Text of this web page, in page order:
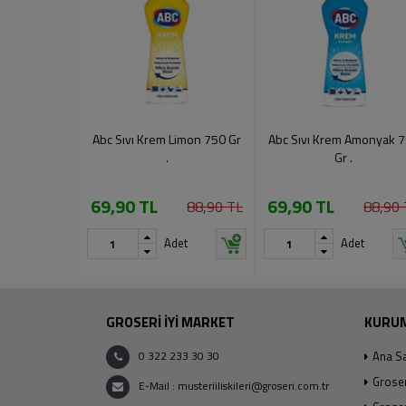
Abc Sıvı Krem Limon 750 Gr
.
69,90 TL 88,90 TL
Adet
Abc Sıvı Krem Amonyak
Gr .
69,90 TL 88,90
Adet
GROSERİ İYİ MARKET
0 322 233 30 30
E-Mail : musteriiliskileri@groseri.com.tr
Ana